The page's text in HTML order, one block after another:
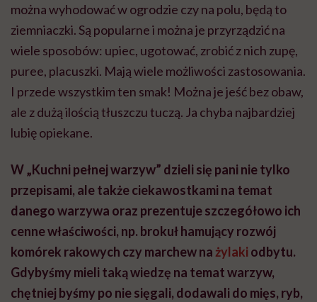
można wyhodować w ogrodzie czy na polu, będą to
ziemniaczki. Są popularne i można je przyrządzić na
wiele sposobów: upiec, ugotować, zrobić z nich zupę,
puree, placuszki. Mają wiele możliwości zastosowania.
I przede wszystkim ten smak! Można je jeść bez obaw,
ale z dużą ilością tłuszczu tuczą. Ja chyba najbardziej
lubię opiekane.
W „Kuchni pełnej warzyw” dzieli się pani nie tylko
przepisami, ale także ciekawostkami na temat
danego warzywa oraz prezentuje szczegółowo ich
cenne właściwości, np. brokuł hamujący rozwój
komórek rakowych czy marchew na żylaki odbytu.
Gdybyśmy mieli taką wiedzę na temat warzyw,
chętniej byśmy po nie sięgali, dodawali do mięs, ryb,